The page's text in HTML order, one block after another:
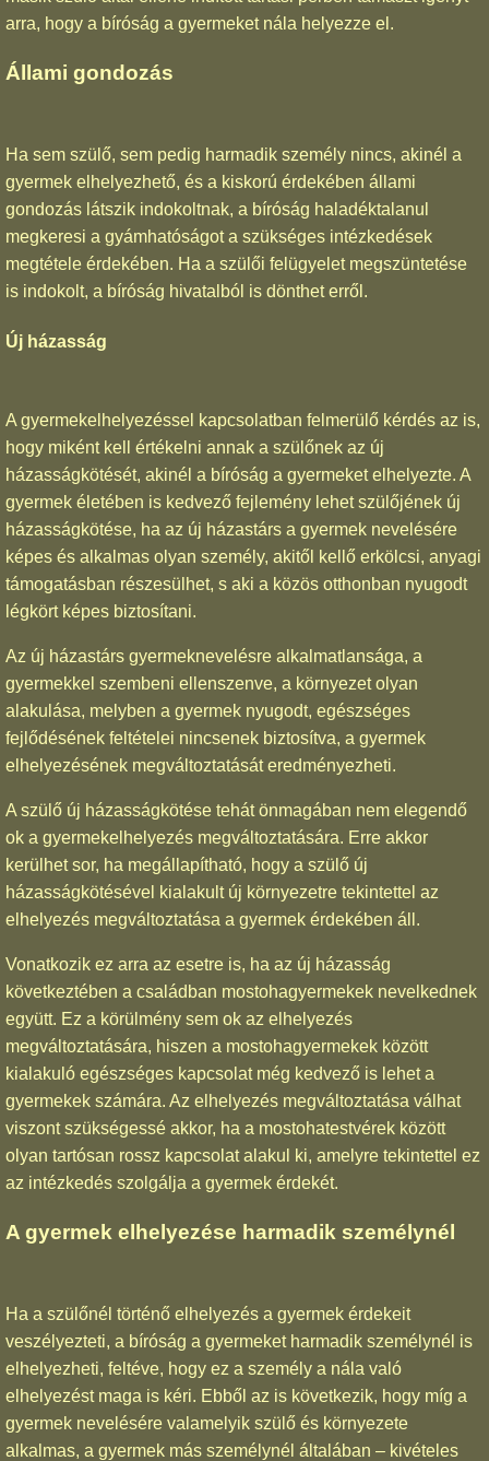
arra, hogy a bíróság a gyermeket nála helyezze el.
Állami gondozás
Ha sem szülő, sem pedig harmadik személy nincs, akinél a
gyermek elhelyezhető, és a kiskorú érdekében állami
gondozás látszik indokoltnak, a bíróság haladéktalanul
megkeresi a gyámhatóságot a szükséges intézkedések
megtétele érdekében. Ha a szülői felügyelet megszüntetése
is indokolt, a bíróság hivatalból is dönthet erről.
Új házasság
A gyermekelhelyezéssel kapcsolatban felmerülő kérdés az is,
hogy miként kell értékelni annak a szülőnek az új
házasságkötését, akinél a bíróság a gyermeket elhelyezte. A
gyermek életében is kedvező fejlemény lehet szülőjének új
házasságkötése, ha az új házastárs a gyermek nevelésére
képes és alkalmas olyan személy, akitől kellő erkölcsi, anyagi
támogatásban részesülhet, s aki a közös otthonban nyugodt
légkört képes biztosítani.
Az új házastárs gyermeknevelésre alkalmatlansága, a
gyermekkel szembeni ellenszenve, a környezet olyan
alakulása, melyben a gyermek nyugodt, egészséges
fejlődésének feltételei nincsenek biztosítva, a gyermek
elhelyezésének megváltoztatását eredményezheti.
A szülő új házasságkötése tehát önmagában nem elegendő
ok a gyermekelhelyezés megváltoztatására. Erre akkor
kerülhet sor, ha megállapítható, hogy a szülő új
házasságkötésével kialakult új környezetre tekintettel az
elhelyezés megváltoztatása a gyermek érdekében áll.
Vonatkozik ez arra az esetre is, ha az új házasság
következtében a családban mostohagyermekek nevelkednek
együtt. Ez a körülmény sem ok az elhelyezés
megváltoztatására, hiszen a mostohagyermekek között
kialakuló egészséges kapcsolat még kedvező is lehet a
gyermekek számára. Az elhelyezés megváltoztatása válhat
viszont szükségessé akkor, ha a mostohatestvérek között
olyan tartósan rossz kapcsolat alakul ki, amelyre tekintettel ez
az intézkedés szolgálja a gyermek érdekét.
A gyermek elhelyezése harmadik személynél
Ha a szülőnél történő elhelyezés a gyermek érdekeit
veszélyezteti, a bíróság a gyermeket harmadik személynél is
elhelyezheti, feltéve, hogy ez a személy a nála való
elhelyezést maga is kéri. Ebből az is következik, hogy míg a
gyermek nevelésére valamelyik szülő és környezete
alkalmas, a gyermek más személynél általában – kivételes